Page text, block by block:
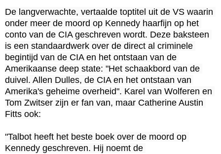
De langverwachte, vertaalde toptitel uit de VS waarin
onder meer de moord op Kennedy haarfijn op het
conto van de CIA geschreven wordt. Deze baksteen
is een standaardwerk over de direct al criminele
begintijd van de CIA en het ontstaan van de
Amerikaanse deep state: "Het schaakbord van de
duivel. Allen Dulles, de CIA en het ontstaan van
Amerika's geheime overheid". Karel van Wolferen en
Tom Zwitser zijn er fan van, maar Catherine Austin
Fitts ook:
"Talbot heeft het beste boek over de moord op
Kennedy geschreven. Hij noemt de